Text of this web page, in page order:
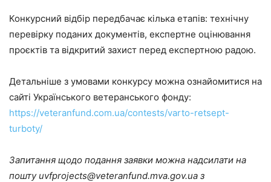
Конкурсний відбір передбачає кілька етапів: технічну
перевірку поданих документів, експертне оцінювання
проєктів та відкритий захист перед експертною радою.
Детальніше з умовами конкурсу можна ознайомитися на
сайті Українського ветеранського фонду:
https://veteranfund.com.ua/contests/varto-retsept-
turboty/
Запитання щодо подання заявки можна надсилати на
пошту uvfprojects@veteranfund.mva.gov.ua з